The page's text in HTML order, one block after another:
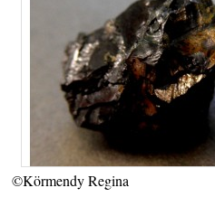
©Körmendy Regina